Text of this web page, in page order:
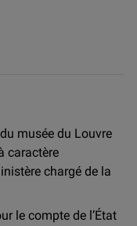
musée du Louvre
caractère
chargé de la
le compte de l’État